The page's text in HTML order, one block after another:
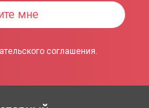
мне
соглашения.